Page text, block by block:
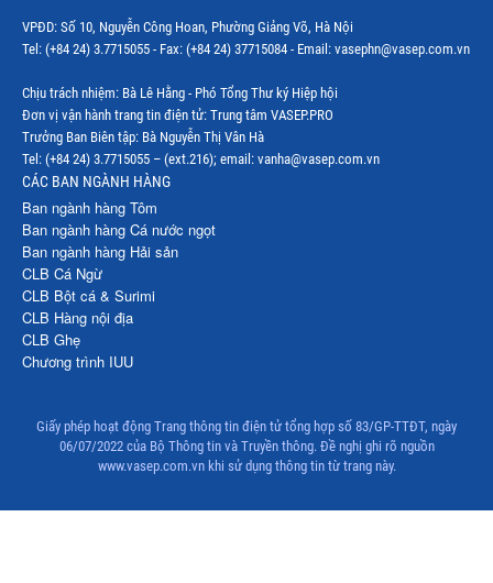
VPĐD: Số 10, Nguyễn Công Hoan, Phường Giảng Võ, Hà Nội
Tel: (+84 24) 3.7715055 - Fax: (+84 24) 37715084 - Email: vasephn@vasep.com.vn
Chịu trách nhiệm: Bà Lê Hằng - Phó Tổng Thư ký Hiệp hội
Đơn vị vận hành trang tin điện tử: Trung tâm VASEP.PRO
Trưởng Ban Biên tập: Bà Nguyễn Thị Vân Hà
Tel: (+84 24) 3.7715055 – (ext.216); email: vanha@vasep.com.vn
CÁC BAN NGÀNH HÀNG
Ban ngành hàng Tôm
Ban ngành hàng Cá nước ngọt
Ban ngành hàng Hải sản
CLB Cá Ngừ
CLB Bột cá & Surimi
CLB Hàng nội địa
CLB Ghẹ
Chương trình IUU
Giấy phép hoạt động Trang thông tin điện tử tổng hợp số 83/GP-TTĐT, ngày
06/07/2022 của Bộ Thông tin và Truyền thông. Đề nghị ghi rõ nguồn
www.vasep.com.vn khi sử dụng thông tin từ trang này.